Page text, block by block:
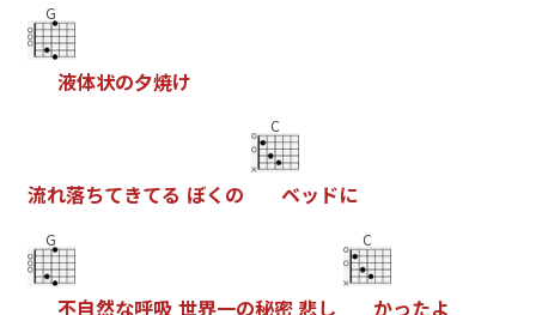
G
液体状の夕焼け
流れ落ちてきてる ぼく の
C
ベッ ドに
G
不自然な呼吸 世界一の秘密 悲し
C
かったよ